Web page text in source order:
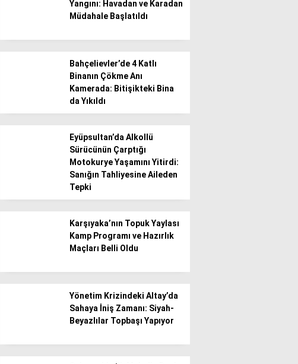
Sağlık
Yangını: Havadan ve Karadan
Müdahale Başlatıldı
Bahçelievler’de 4 Katlı
Binanın Çökme Anı
Kamerada: Bitişikteki Bina
da Yıkıldı
Eyüpsultan’da Alkollü
Sürücünün Çarptığı
Motokurye Yaşamını Yitirdi:
Sanığın Tahliyesine Aileden
Tepki
Karşıyaka’nın Topuk Yaylası
Kamp Programı ve Hazırlık
Maçları Belli Oldu
Yönetim Krizindeki Altay’da
Sahaya İniş Zamanı: Siyah-
Beyazlılar Topbaşı Yapıyor